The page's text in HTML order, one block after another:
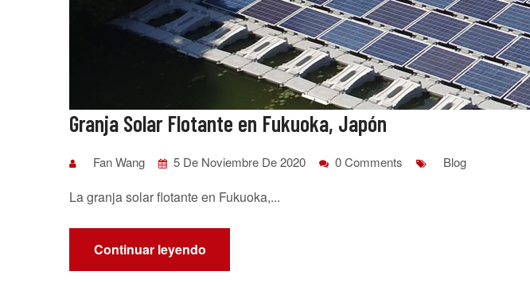
Granja Solar Flotante en Fukuoka, Japón
Fan Wang 5 De Noviembre De 2020 0 Comments Blog
La granja solar flotante en Fukuoka,...
Continuar leyendo